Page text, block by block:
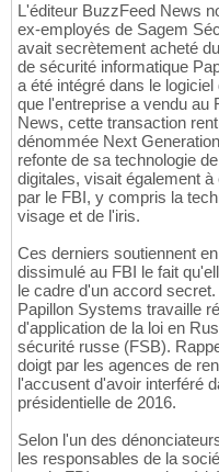
L'éditeur BuzzFeed News
ex-employés de Sagem
avait secrètement acheté
de sécurité informatique
a été intégré dans le
que l'entreprise a vendu au
News, cette transaction
dénommée Next
refonte de sa technologie
digitales, visait également
par le FBI, y compris la
visage et de l'iris.
Ces derniers soutiennent
dissimulé au FBI le fait
le cadre d'un accord
Papillon Systems travaille
d'application de la loi en
sécurité russe (FSB).
doigt par les agences de
l'accusent d'avoir interféré
présidentielle de 2016.
Selon l'un des
les responsables de la